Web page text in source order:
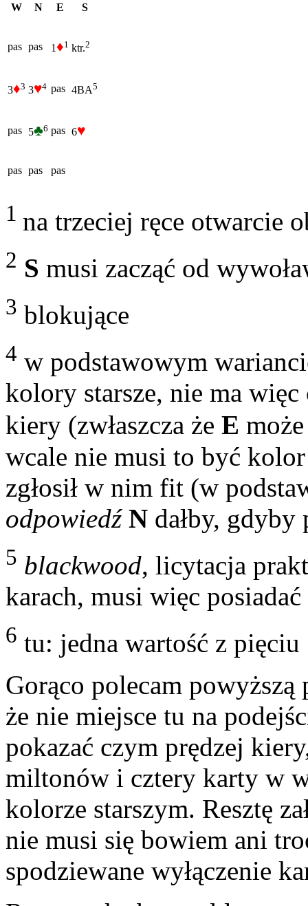
W N E S
pas pas 1♦1 ktr.2
3♦3 3♥4 pas 4BA5
pas 5♣6 pas 6♥
pas pas pas
1 na trzeciej ręce otwarcie
2 S musi zacząć od
3 blokujące
4 w podstawowym
kolory starsze, nie ma
kiery (zwłaszcza że E
wcale nie musi to być
zgłosił w nim fit (w
odpowiedź N dałby, gdyby
5 blackwood, licytacja
karach, musi więc
6 tu: jedna wartość z pięciu
Gorąco polecam
że nie miejsce tu na
pokazać czym prędzej
miltonów i cztery karty w
kolorze starszym. Resztę
nie musi się bowiem ani
spodziewane wyłączenie